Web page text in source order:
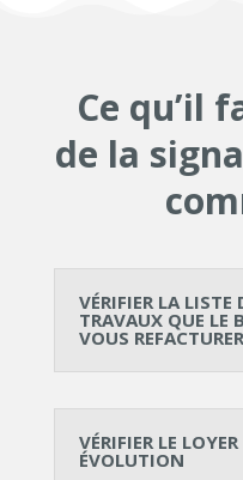
Ce qu’il
de la
VÉRIFIER LA LISTE
TRAVAUX QUE LE
VOUS REFACTURER
VÉRIFIER LE
ÉVOLUTION